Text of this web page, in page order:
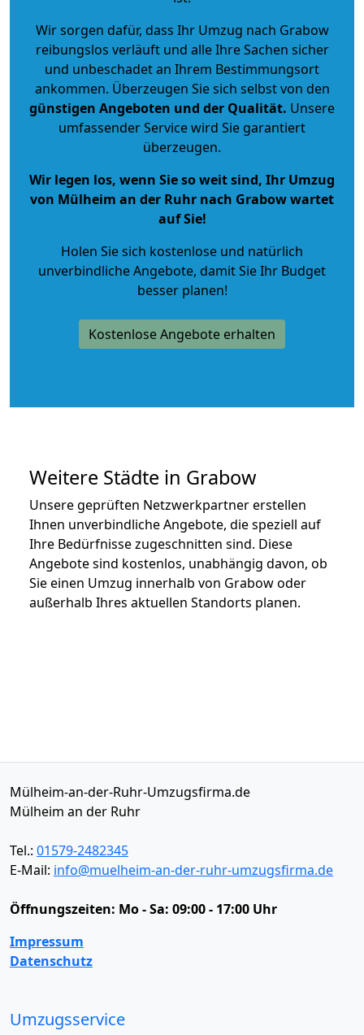
Wir sorgen dafür, dass Ihr Umzug nach Grabow
reibungslos verläuft und alle Ihre Sachen sicher
und unbeschadet an Ihrem Bestimmungsort
ankommen. Überzeugen Sie sich selbst von den
günstigen Angeboten und der Qualität. Unsere
umfassender Service wird Sie garantiert
überzeugen.
Wir legen los, wenn Sie so weit sind, Ihr Umzug
von Mülheim an der Ruhr nach Grabow wartet
auf Sie!
Holen Sie sich kostenlose und natürlich
unverbindliche Angebote, damit Sie Ihr Budget
besser planen!
Kostenlose Angebote erhalten
Weitere Städte in Grabow
Unsere geprüften Netzwerkpartner erstellen
Ihnen unverbindliche Angebote, die speziell auf
Ihre Bedürfnisse zugeschnitten sind. Diese
Angebote sind kostenlos, unabhängig davon, ob
Sie einen Umzug innerhalb von Grabow oder
außerhalb Ihres aktuellen Standorts planen.
Mülheim-an-der-Ruhr-Umzugsfirma.de
Mülheim an der Ruhr
Tel.: 01579-2482345
E-Mail: info@muelheim-an-der-ruhr-umzugsfirma.de
Öffnungszeiten: Mo - Sa: 09:00 - 17:00 Uhr
Impressum
Datenschutz
Umzugsservice